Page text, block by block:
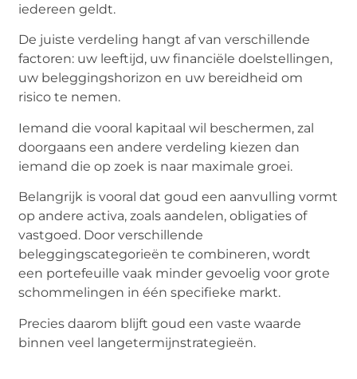
iedereen geldt.
De juiste verdeling hangt af van verschillende
factoren: uw leeftijd, uw financiële doelstellingen,
uw beleggingshorizon en uw bereidheid om
risico te nemen.
Iemand die vooral kapitaal wil beschermen, zal
doorgaans een andere verdeling kiezen dan
iemand die op zoek is naar maximale groei.
Belangrijk is vooral dat goud een aanvulling vormt
op andere activa, zoals aandelen, obligaties of
vastgoed. Door verschillende
beleggingscategorieën te combineren, wordt
een portefeuille vaak minder gevoelig voor grote
schommelingen in één specifieke markt.
Precies daarom blijft goud een vaste waarde
binnen veel langetermijnstrategieën.